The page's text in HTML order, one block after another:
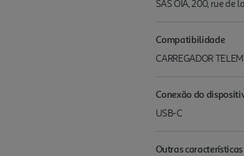
SAS OIA, 200, rue de
Compatibilidade
CARREGADOR
Conexão do
USB-C
Outras características